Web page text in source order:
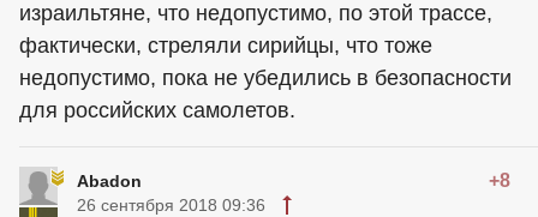
израильтяне, что недопустимо, по этой трассе,
фактически, стреляли сирийцы, что тоже
недопустимо, пока не убедились в безопасности
для российских самолетов.
Abadon +8
26 сентября 2018 09:36